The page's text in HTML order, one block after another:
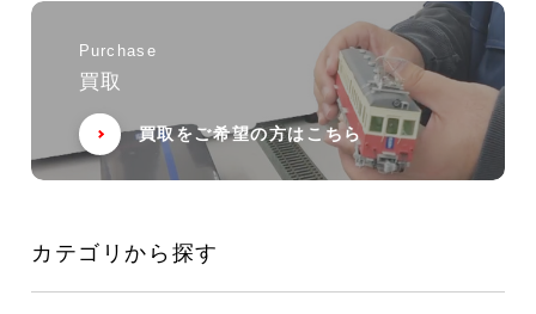
Purchase
買取
買取をご希望の方はこちら
カテゴリから探す